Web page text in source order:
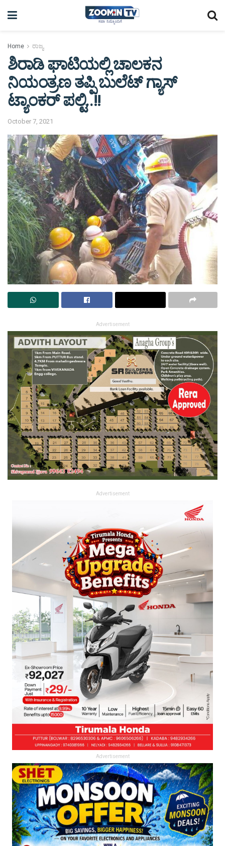
Home ರಾಜ್ಯ
ಶಿರಾಡಿ ಘಾಟಿಯಲ್ಲಿ ಚಾಲಕನ
ನಿಯಂತ್ರಣ ತಪ್ಪಿ ಬುಲೆಟ್ ಗ್ಯಾಸ್
ಟ್ಯಾಂಕರ್ ಪಲ್ಟಿ..!!
October 7, 2021
Advertisement
Advertisement
Advertisement